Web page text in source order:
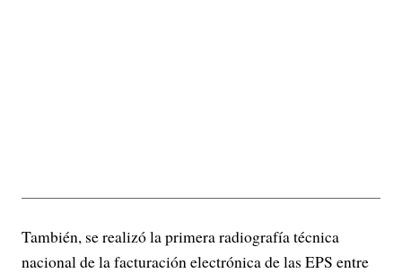
También, se realizó la primera radiografía técnica
nacional de la facturación electrónica de las EPS entre